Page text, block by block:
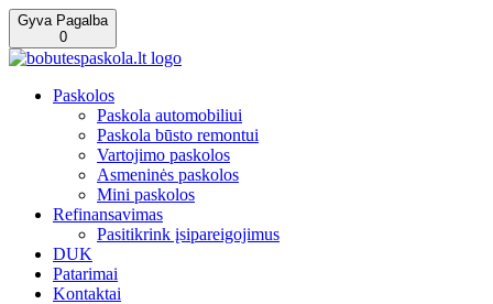
Gyva Pagalba
0
Paskolos
Paskola automobiliui
Paskola būsto remontui
Vartojimo paskolos
Asmeninės paskolos
Mini paskolos
Refinansavimas
Pasitikrink įsipareigojimus
DUK
Patarimai
Kontaktai